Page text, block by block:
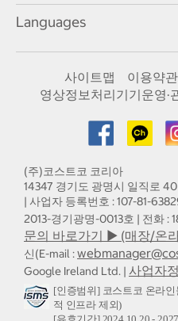
Languages
사이트맵 이용약관
영상정보처리기기운영·
(주)코스트코 코리아
14347 경기도 광명시 일직로
| 사업자 등록번호 : 107-81-
2013-경기광명-0013호 | 전화 :
문의 바로가기 ▶ (매장/온
신(E-mail :
Google Ireland Ltd. | 사업자
[인증범위] 코스트코 온라
적 인프라 제외)